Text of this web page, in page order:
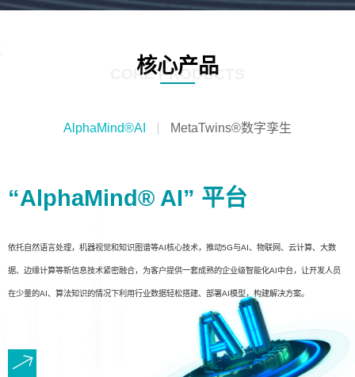
核心产品
CORE PRODUCTS
AlphaMind®AI MetaTwins®数字孪生
“AlphaMind® AI” 平台
依托自然语言处理，机器视觉和知识图谱等AI核心技术，推动5G与AI、物联网、云计算、大数
据、边缘计算等新信息技术紧密融合，为客户提供一套成熟的企业级智能化AI中台，让开发人员
在少量的AI、算法知识的情况下利用行业数据轻松搭建、部署AI模型，构建解决方案。